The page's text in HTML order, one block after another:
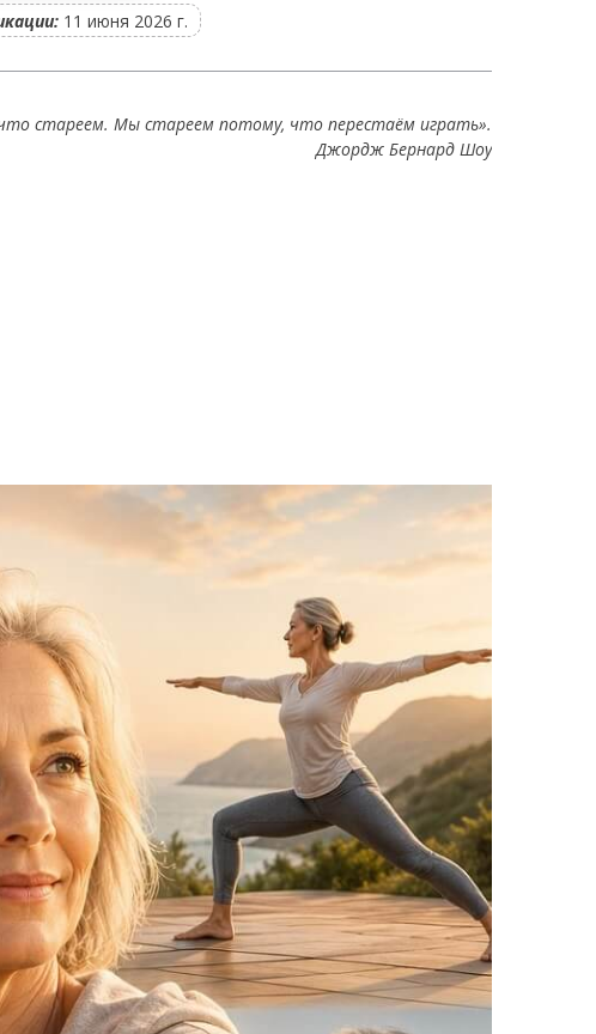
11 июня 2026 г.
стареем. Мы стареем потому, что перестаём играть».
Джордж Бернард Шоу